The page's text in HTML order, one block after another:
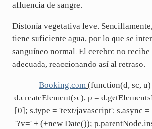
afluencia de sangre.
Distonía vegetativa leve.
tiene suficiente agua, por lo que se
sanguíneo normal. El cerebro no
adecuada, reaccionando así al retraso.
Booking.com (function(d, sc,
d.createElement(sc), p =
[0]; s.type = 'text/javascript'; s.async =
'?v=' + (+new Date());